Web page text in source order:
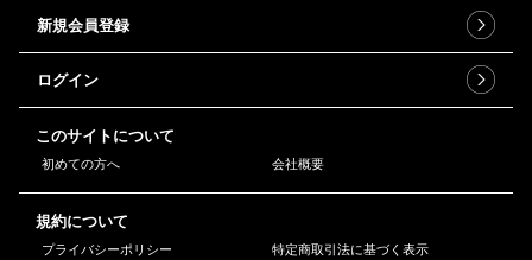
新規会員登録
ログイン
このサイトについて
初めての方へ 会社概要
規約について
プライバシーポリシー 特定商取引法に基づく表示